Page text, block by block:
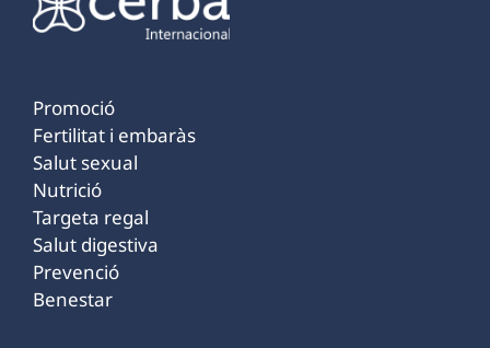
Promoció
Fertilitat i embaràs
Salut sexual
Nutrició
Targeta regal
Salut digestiva
Prevenció
Benestar